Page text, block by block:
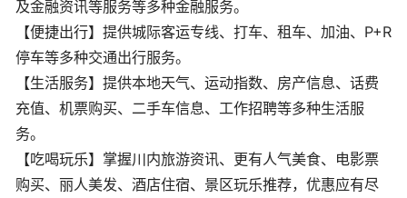
及金融资讯等服务等多种金融服务。
【便捷出行】提供城际客运专线、打车、租车、加油、P+R
停车等多种交通出行服务。
【生活服务】提供本地天气、运动指数、房产信息、话费
充值、机票购买、二手车信息、工作招聘等多种生活服
务。
【吃喝玩乐】掌握川内旅游资讯、更有人气美食、电影票
购买、丽人美发、酒店住宿、景区玩乐推荐，优惠应有尽